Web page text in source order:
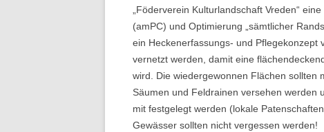
„Föderverein Kulturlandschaft Vreden“
(amPC) und Optimierung „sämtlicher
ein Heckenerfassungs- und Pflegekonzept
vernetzt werden, damit eine
wird. Die wiedergewonnen Flächen sollten
Säumen und Feldrainen versehen werden
mit festgelegt werden (lokale
Gewässer sollten nicht vergessen werden!